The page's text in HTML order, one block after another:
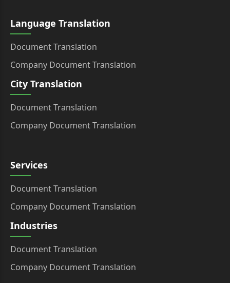
Language Translation
Document Translation
Company Document Translation
City Translation
Document Translation
Company Document Translation
Services
Document Translation
Company Document Translation
Industries
Document Translation
Company Document Translation